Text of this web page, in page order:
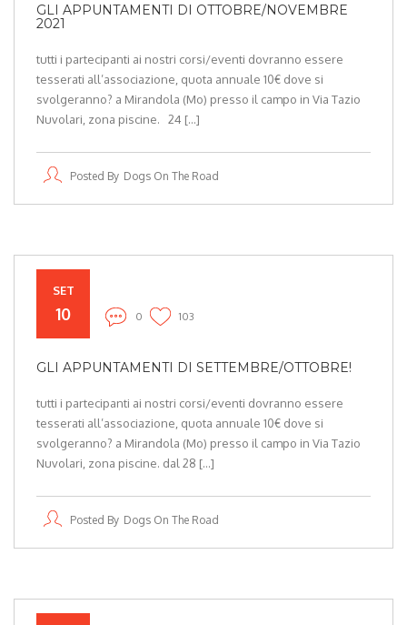
GLI APPUNTAMENTI DI OTTOBRE/NOVEMBRE
2021
tutti i partecipanti ai nostri corsi/eventi dovranno essere
tesserati all’associazione, quota annuale 10€ dove si
svolgeranno? a Mirandola (Mo) presso il campo in Via Tazio
Nuvolari, zona piscine. 24 […]
Posted By Dogs On The Road
SET
10 0 103
GLI APPUNTAMENTI DI SETTEMBRE/OTTOBRE!
tutti i partecipanti ai nostri corsi/eventi dovranno essere
tesserati all’associazione, quota annuale 10€ dove si
svolgeranno? a Mirandola (Mo) presso il campo in Via Tazio
Nuvolari, zona piscine. dal 28 […]
Posted By Dogs On The Road